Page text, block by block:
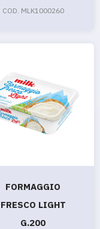
COD. MLK1000260
FORMAGGIO
FRESCO LIGHT
G.200